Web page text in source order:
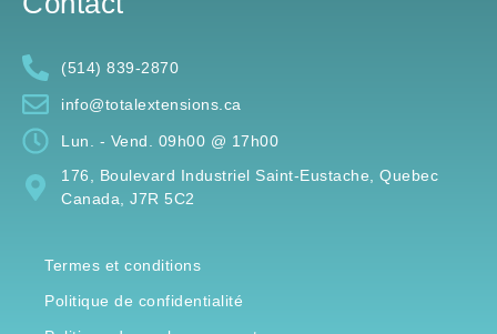
(514) 839-2870
info@totalextensions.ca
Lun. - Vend. 09h00 @ 17h00
176, Boulevard Industriel Saint-Eustache, Quebec
Termes et conditions
Politique de confidentialité